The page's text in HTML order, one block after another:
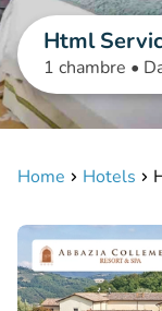
Html
1 chambre •
Home Hotels